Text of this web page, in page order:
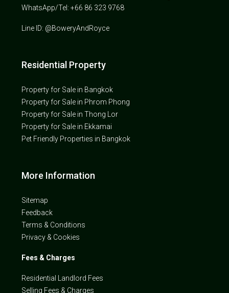
WhatsApp/Tel: +66 86 323 9768
Line ID: @BoweryAndRoyce
Residential Property
Property for Sale in Bangkok
Property for Sale in Phrom Phong
Property for Sale in Thong Lor
Property for Sale in Ekkamai
Pet Friendly Properties in Bangkok
More Information
Sitemap
Feedback
Terms & Conditions
Privacy & Cookies
Fees & Charges
Residential Landlord Fees
Selling Fees & Charges